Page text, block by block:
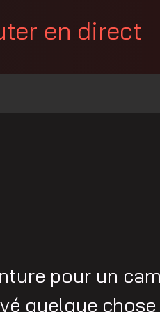
en direct
pour un
quelque